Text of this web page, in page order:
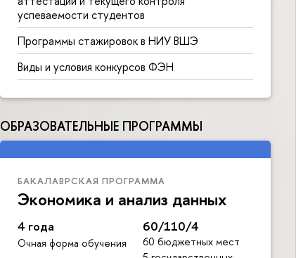
успеваемости студентов
Программы стажировок в НИУ ВШЭ
Виды и условия конкурсов ФЭН
ОБРАЗОВАТЕЛЬНЫЕ ПРОГРАММЫ
БАКАЛАВРСКАЯ ПРОГРАММА
Экономика и анализ данных
4 года
Очная форма обучения
60/110/4
60 бюджетных мест